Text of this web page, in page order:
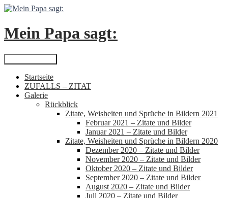
Zum
springen
Mein Papa sagt:
Suchen
Startseite
ZUFALLS – ZITAT
Galerie
Rückblick
Zitate, Weisheiten und Sprüche in Bildern 2021
Februar 2021 – Zitate und Bilder
Januar 2021 – Zitate und Bilder
Zitate, Weisheiten und Sprüche in Bildern 2020
Dezember 2020 – Zitate und Bilder
November 2020 – Zitate und Bilder
Oktober 2020 – Zitate und Bilder
September 2020 – Zitate und Bilder
August 2020 – Zitate und Bilder
Juli 2020 – Zitate und Bilder